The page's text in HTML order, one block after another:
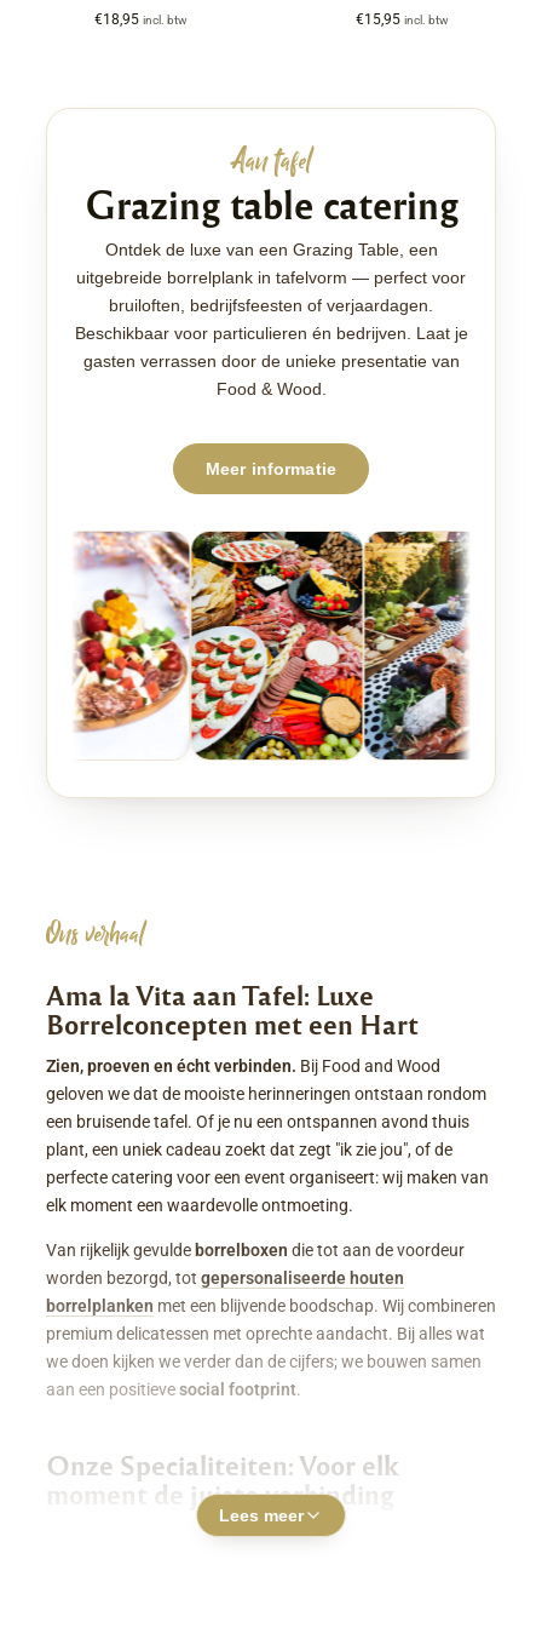
€18,95 incl. btw €15,95 incl. btw
Aan tafel
Grazing table catering
Ontdek de luxe van een Grazing Table, een
uitgebreide borrelplank in tafelvorm — perfect voor
bruiloften, bedrijfsfeesten of verjaardagen.
Beschikbaar voor particulieren én bedrijven. Laat je
gasten verrassen door de unieke presentatie van
Food & Wood.
Meer informatie
Ons verhaal
Ama la Vita aan Tafel: Luxe
Borrelconcepten met een Hart
Zien, proeven en écht verbinden. Bij Food and Wood
geloven we dat de mooiste herinneringen ontstaan rondom
een bruisende tafel. Of je nu een ontspannen avond thuis
plant, een uniek cadeau zoekt dat zegt "ik zie jou", of de
perfecte catering voor een event organiseert: wij maken van
elk moment een waardevolle ontmoeting.
Van rijkelijk gevuldeborrelboxen die tot aan de voordeur
worden bezorgd, tot gepersonaliseerde houten
borrelplanken met een blijvende boodschap. Wij combineren
premium delicatessen met oprechte aandacht. Bij alles wat
we doen kijken we verder dan de cijfers; we bouwen samen
aan een positievesocial footprint.
Onze Specialiteiten: Voor elk
moment de juiste verbinding
Luxe Borrelboxen & Borrelpakketten
Lees meer